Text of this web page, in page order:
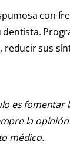
con
reducir sus
es
la
médico.